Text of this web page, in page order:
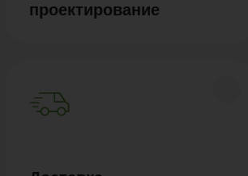
проектирование